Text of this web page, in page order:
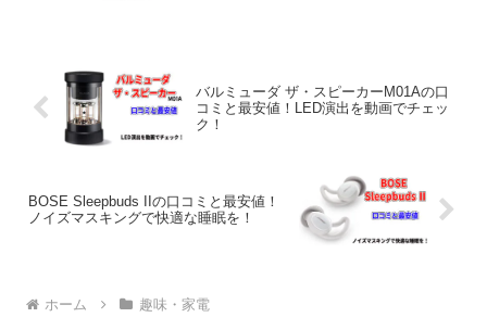
バルミューダ ザ・スピーカーM01Aの口
コミと最安値！LED演出を動画でチェッ
ク！
BOSE Sleepbuds IIの口コミと最安値！
ノイズマスキングで快適な睡眠を！
ホーム 趣味・家電